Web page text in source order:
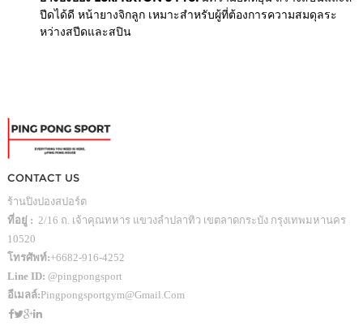
ปีดได้ดี หน้ายางจิกลูก เหมาะสำหรับผู้ที่ต้องการความสมดุลระ
หว่างสปีดและสปิน
CONTACT US
ร้านปิงปองสปอร์ต
ที่อยู่ : 2/16 ถ. เจ้าคุณทหาร แขวงลำปลาทิว เขตลาดกระบัง กรุงเทพมหานคร
10520
โทรศัพท์:+6682-916-4252
Line ID: @pingpongsport
อีเมลล์:Pingpongsportgym@gmail.com